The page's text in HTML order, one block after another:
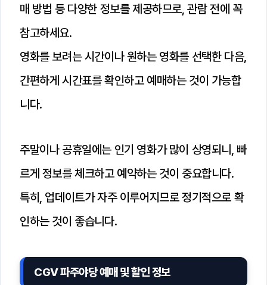
매 방법 등 다양한 정보를 제공하므로, 관람 전에 꼭
참고하세요.
영화를 보려는 시간이나 원하는 영화를 선택한 다음,
간편하게 시간표를 확인하고 예매하는 것이 가능합
니다.
주말이나 공휴일에는 인기 영화가 많이 상영되니, 빠
르게 정보를 체크하고 예약하는 것이 중요합니다.
특히, 업데이트가 자주 이루어지므로 정기적으로 확
인하는 것이 좋습니다.
CGV 파주야당 예매 및 할인 정보